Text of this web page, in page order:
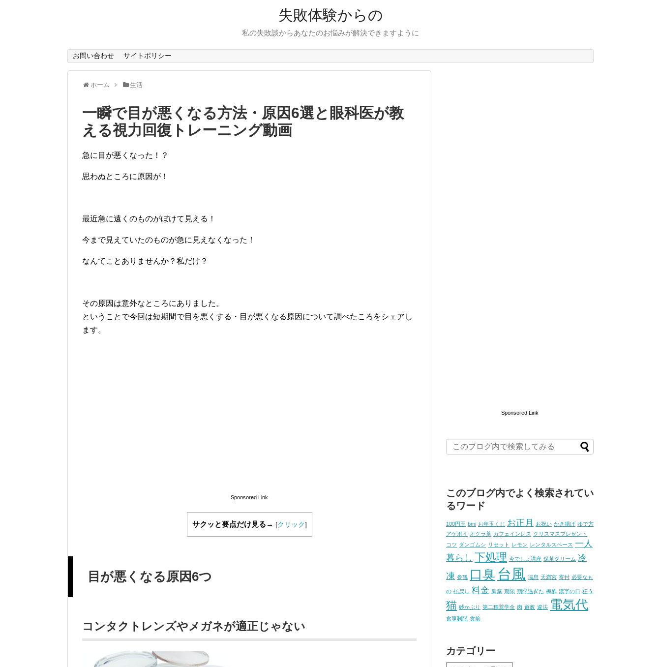
失敗体験からの
私の失敗談からあなたのお悩みが解決できますように
お問い合わせ サイトポリシー
ホーム 生活
一瞬で目が悪くなる方法・原因6選と眼科医が教
える視力回復トレーニング動画
急に目が悪くなった！？
思わぬところに原因が！
最近急に遠くのものがぼけて見える！
今まで見えていたのものが急に見えなくなった！
なんてことありませんか？私だけ？
その原因は意外なところにありました。
ということで今回は短期間で目を悪くする・目が悪くなる原因について調べたころをシェアし
ます。
Sponsored Link
サクッと要点だけ見る→ [クリック]
目が悪くなる原因6つ
コンタクトレンズやメガネが適正じゃない
Sponsored Link
このブログ内でよく検索されてい
るワード
100円玉 bmi お年玉くじ お正月 お祝い かき揚げ ゆで方
アゲポイ オクラ茶 カフェインレス クリスマスプレゼント
コツ ダンゴムシ リセット レモン レンタルスペース 一人
暮らし 下処理 今でしょ講座 保革クリーム 冷
凍 参観 口臭 台風 喘息 天満宮 寄付 必要なも
の 払戻し 料金 新築 期限 期限過ぎた 梅酢 漢字の日 狂う
猫 砂かぶり 第二種奨学金 肉 道教 違法 電気代
食事制限 食前
カテゴリー